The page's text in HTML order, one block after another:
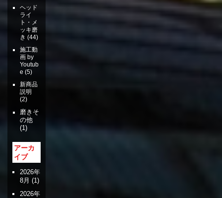
ヘッド
ライ
ト・メ
ッキ磨
き (44)
施工動
画 by
Youtub
e (5)
新商品
説明
(2)
磨きそ
の他
(1)
アーカ
イブ
2026年
8月 (1)
2026年